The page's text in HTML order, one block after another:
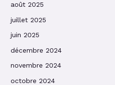
août 2025
juillet 2025
juin 2025
décembre 2024
novembre 2024
octobre 2024